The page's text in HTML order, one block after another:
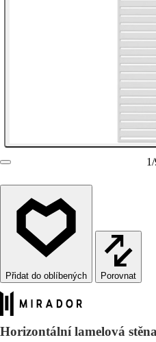
1/
Porovnat
Horizontální lamelová